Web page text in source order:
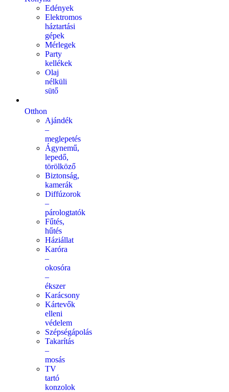
Edények
Elektromos
háztartási
gépek
Mérlegek
Party
kellékek
Olaj
nélküli
sütő
Otthon
Ajándék
–
meglepetés
Ágynemű,
lepedő,
törölköző
Biztonság,
kamerák
Diffúzorok
–
párologtatók
Fűtés,
hűtés
Háziállat
Karóra
–
okosóra
–
ékszer
Karácsony
Kártevők
elleni
védelem
Szépségápolás
Takarítás
–
mosás
TV
tartó
konzolok